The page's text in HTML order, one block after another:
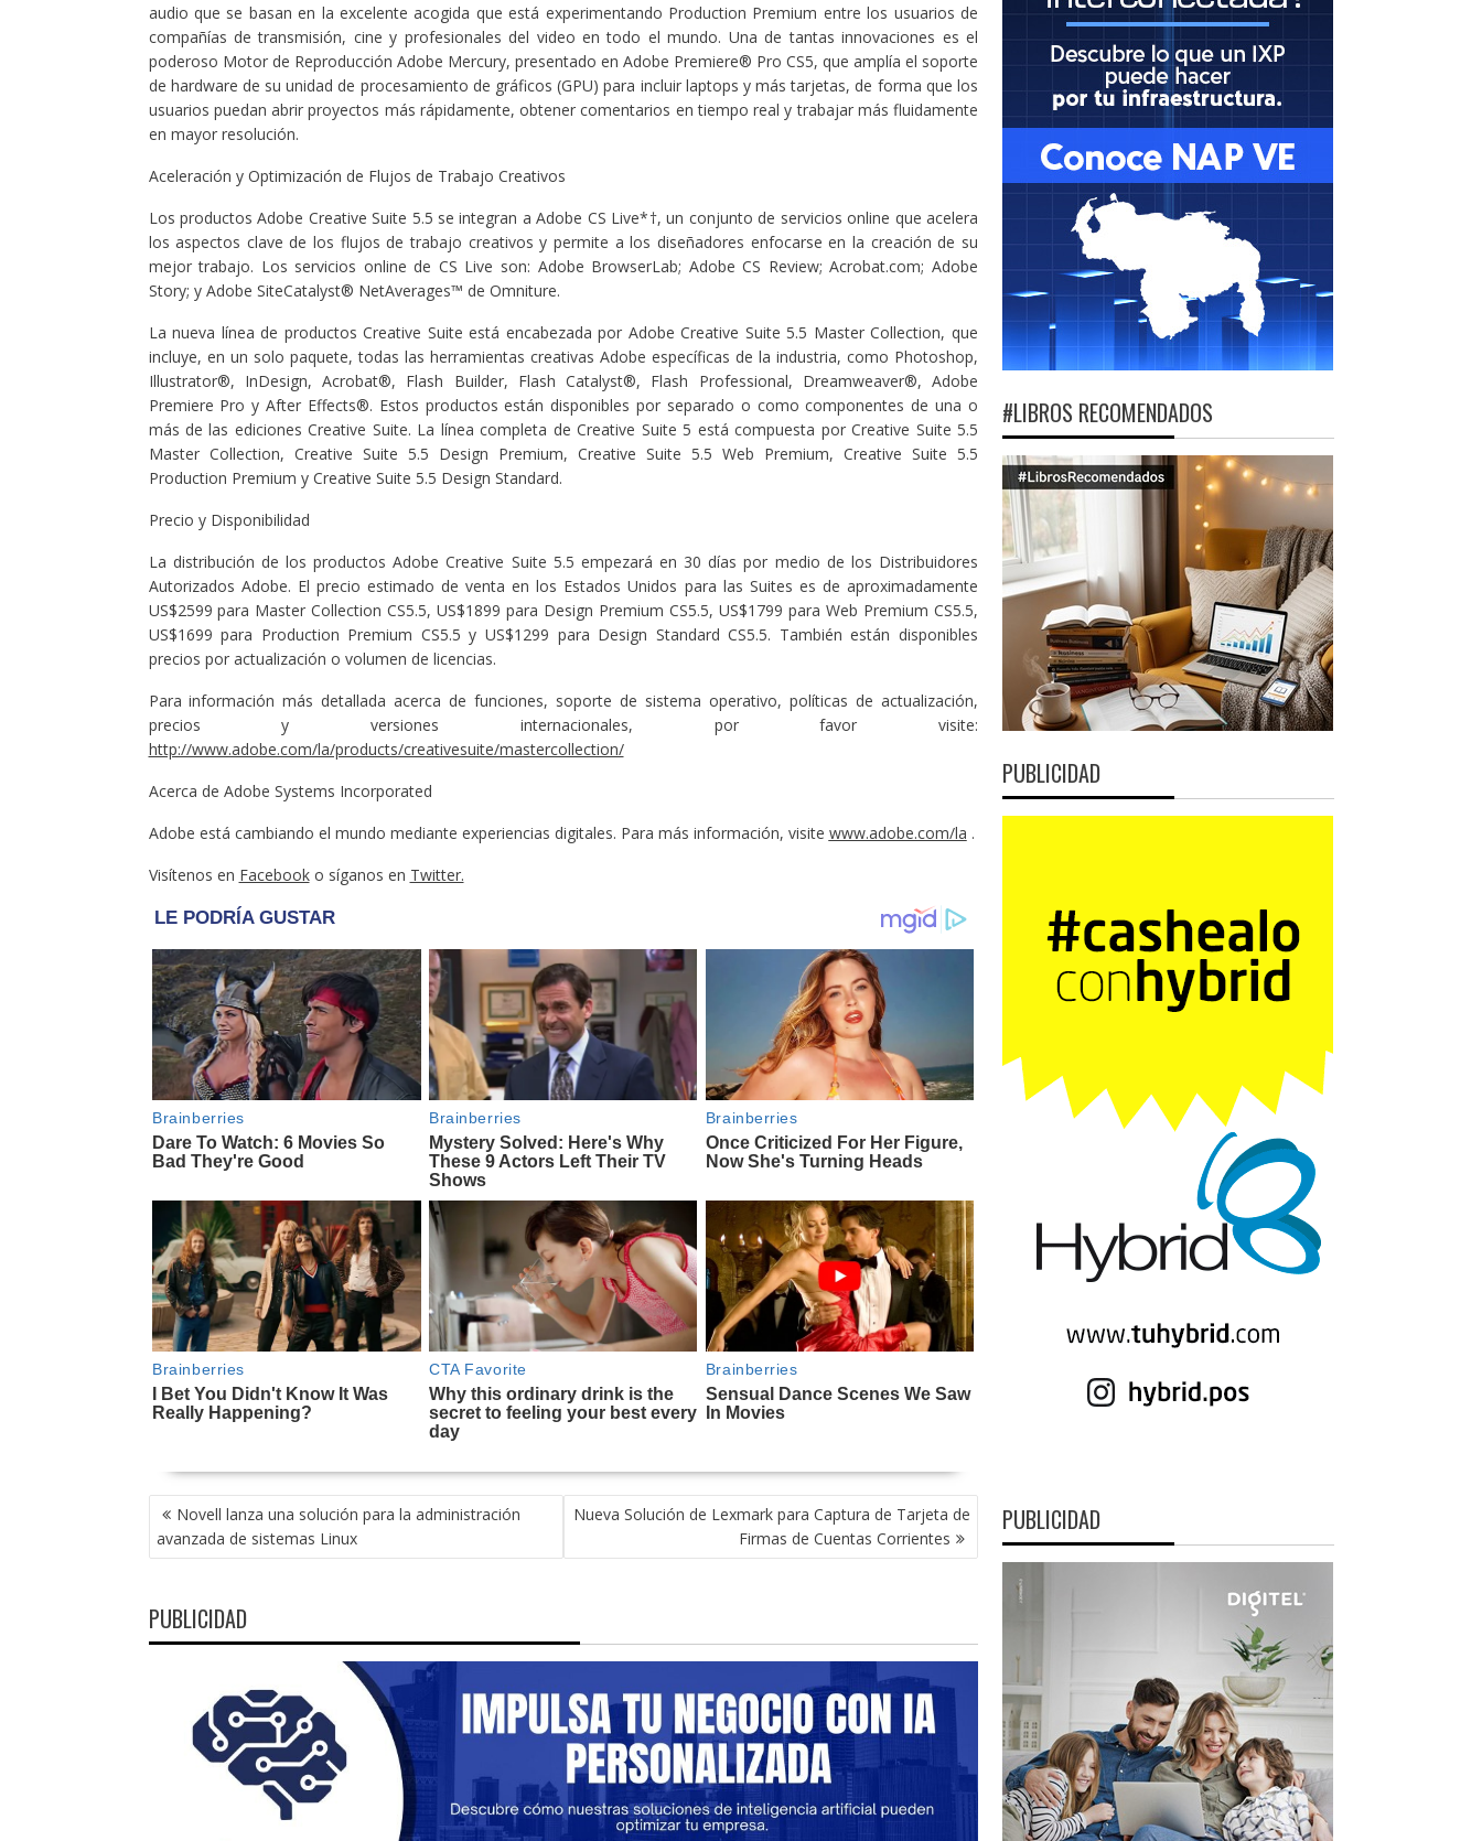
audio que se basan en la excelente acogida que está experimentando Production Premium entre los usuarios de
compañías de transmisión, cine y profesionales del video en todo el mundo. Una de tantas innovaciones es el
poderoso Motor de Reproducción Adobe Mercury, presentado en Adobe Premiere® Pro CS5, que amplía el soporte
de hardware de su unidad de procesamiento de gráficos (GPU) para incluir laptops y más tarjetas, de forma que los
usuarios puedan abrir proyectos más rápidamente, obtener comentarios en tiempo real y trabajar más fluidamente
en mayor resolución.
Aceleración y Optimización de Flujos de Trabajo Creativos
Los productos Adobe Creative Suite 5.5 se integran a Adobe CS Live*†, un conjunto de servicios online que acelera
los aspectos clave de los flujos de trabajo creativos y permite a los diseñadores enfocarse en la creación de su
mejor trabajo. Los servicios online de CS Live son: Adobe BrowserLab; Adobe CS Review; Acrobat.com; Adobe
Story; y Adobe SiteCatalyst® NetAverages™ de Omniture.
La nueva línea de productos Creative Suite está encabezada por Adobe Creative Suite 5.5 Master Collection, que
incluye, en un solo paquete, todas las herramientas creativas Adobe específicas de la industria, como Photoshop,
Illustrator®, InDesign, Acrobat®, Flash Builder, Flash Catalyst®, Flash Professional, Dreamweaver®, Adobe
Premiere Pro y After Effects®. Estos productos están disponibles por separado o como componentes de una o
más de las ediciones Creative Suite. La línea completa de Creative Suite 5 está compuesta por Creative Suite 5.5
Master Collection, Creative Suite 5.5 Design Premium, Creative Suite 5.5 Web Premium, Creative Suite 5.5
Production Premium y Creative Suite 5.5 Design Standard.
Precio y Disponibilidad
La distribución de los productos Adobe Creative Suite 5.5 empezará en 30 días por medio de los Distribuidores
Autorizados Adobe. El precio estimado de venta en los Estados Unidos para las Suites es de aproximadamente
US$2599 para Master Collection CS5.5, US$1899 para Design Premium CS5.5, US$1799 para Web Premium CS5.5,
US$1699 para Production Premium CS5.5 y US$1299 para Design Standard CS5.5. También están disponibles
precios por actualización o volumen de licencias.
Para información más detallada acerca de funciones, soporte de sistema operativo, políticas de actualización,
precios y versiones internacionales, por favor visite:
http://www.adobe.com/la/products/creativesuite/mastercollection/
Acerca de Adobe Systems Incorporated
Adobe está cambiando el mundo mediante experiencias digitales. Para más información, visite www.adobe.com/la .
Visítenos en Facebooko síganos en Twitter.
NAVEGACIÓN
DE
ENTRADAS
Novell lanza una solución para la administración
avanzada de sistemas Linux
Nueva Solución de Lexmark para Captura de Tarjeta de
Firmas de Cuentas Corrientes
PUBLICIDAD
#LIBROS RECOMENDADOS
PUBLICIDAD
PUBLICIDAD